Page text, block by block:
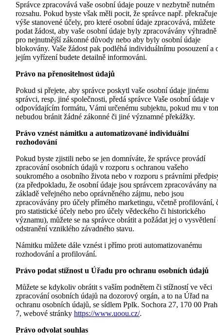
Správce zpracovává vaše osobní údaje pouze v nezbytně nutném
rozsahu. Pokud byste však měli pocit, že správce např. překračuje
výše stanovené účely, pro které osobní údaje zpracovává, můžete
podat žádost, aby vaše osobní údaje byly zpracovávány výhradně
pro nejnutnější zákonné důvody nebo aby byly osobní údaje
blokovány. Vaše žádost pak podléhá individuálnímu posouzení a
jejím vyřízení budete detailně informováni.
Právo na přenositelnost údajů
Pokud si přejete, aby správce poskytl vaše osobní údaje jinému
správci, resp. jiné společnosti, předá správce Vaše osobní údaje v
odpovídajícím formátu, Vámi určenému subjektu, pokud mu v
nebudou bránit žádné zákonné či jiné významné překážky.
Právo vznést námitku a automatizované individuální
rozhodování
Pokud byste zjistili nebo se jen domníváte, že správce provádí
zpracování osobních údajů v rozporu s ochranou vašeho
soukromého a osobního života nebo v rozporu s právními
(za předpokladu, že osobní údaje jsou správcem zpracovávány na
základě veřejného nebo oprávněného zájmu, nebo jsou
zpracovávány pro účely přímého marketingu, včetně profilování,
pro statistické účely nebo pro účely vědeckého či historického
významu), můžete se na správce obrátit a požádat jej o vysvětlení
odstranění vzniklého závadného stavu.
Námitku můžete dále vznést i přímo proti automatizovanému
rozhodování a profilování.
Právo podat stížnost u Úřadu pro ochranu osobních údajů
Můžete se kdykoliv obrátit s vaším podnětem či stížností ve věci
zpracování osobních údajů na dozorový orgán, a to na Úřad na
ochranu osobních údajů, se sídlem Pplk. Sochora 27, 170 00
7, webové stránky https://www.uoou.cz/.
Právo odvolat souhlas